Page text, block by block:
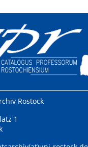
Rostock
1